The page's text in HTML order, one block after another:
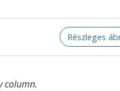
Részleges
column.